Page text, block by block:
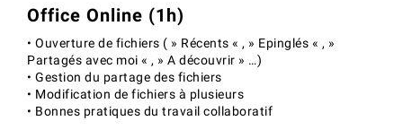
Office Online (1h)
• Ouverture de fichiers ( » Récents « , » Epinglés « , »
Partagés avec moi « , » A découvrir » …)
• Gestion du partage des fichiers
• Modification de fichiers à plusieurs
• Bonnes pratiques du travail collaboratif